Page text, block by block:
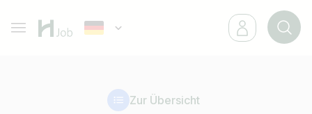
Zur Übersicht